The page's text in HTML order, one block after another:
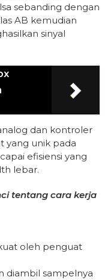
sebanding dengan
AB kemudian
sinyal
dan kontroler
yang unik pada
efisiensi yang
lebar.
tentang cara kerja
oleh penguat
diambil sampelnya